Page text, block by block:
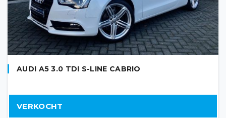
AUDI A5 3.0 TDI S-LINE CABRIO
VERKOCHT